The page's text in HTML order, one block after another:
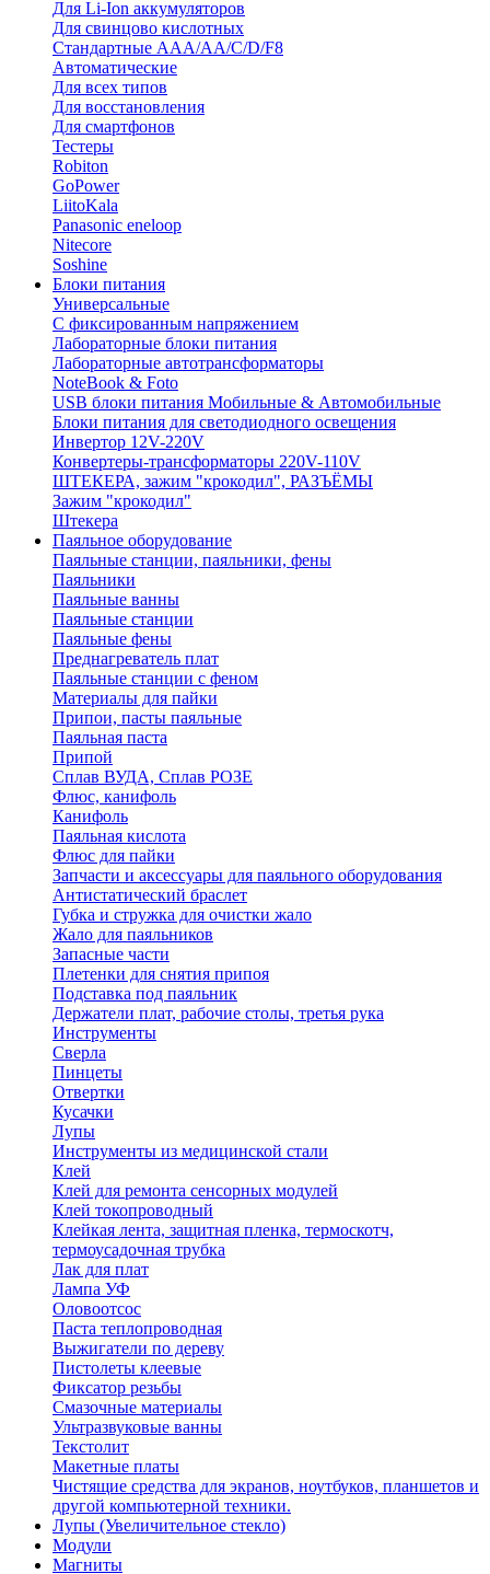
Для Li-Ion аккумуляторов
Для свинцово кислотных
Стандартные ААА/АА/С/D/F8
Автоматические
Для всех типов
Для восстановления
Для смартфонов
Тестеры
Robiton
GoPower
LiitoKala
Panasonic eneloop
Nitecore
Soshine
Блоки питания
Универсальные
C фиксированным напряжением
Лабораторные блоки питания
Лабораторные автотрансформаторы
NoteBook & Foto
USB блоки питания Мобильные & Автомобильные
Блоки питания для светодиодного освещения
Инвертор 12V-220V
Конвертеры-трансформаторы 220V-110V
ШТЕКЕРА, зажим "крокодил", РАЗЪЁМЫ
Зажим "крокодил"
Штекера
Паяльное оборудование
Паяльные станции, паяльники, фены
Паяльники
Паяльные ванны
Паяльные станции
Паяльные фены
Преднагреватель плат
Паяльные станции с феном
Материалы для пайки
Припои, пасты паяльные
Паяльная паста
Припой
Сплав ВУДА, Сплав РОЗЕ
Флюс, канифоль
Канифоль
Паяльная кислота
Флюс для пайки
Запчасти и аксессуары для паяльного оборудования
Антистатический браслет
Губка и стружка для очистки жало
Жало для паяльников
Запасные части
Плетенки для снятия припоя
Подставка под паяльник
Держатели плат, рабочие столы, третья рука
Инструменты
Сверла
Пинцеты
Отвертки
Кусачки
Лупы
Инструменты из медицинской стали
Клей
Клей для ремонта сенсорных модулей
Клей токопроводный
Клейкая лента, защитная пленка, термоскотч,
термоусадочная трубка
Лак для плат
Лампа УФ
Оловоотсос
Паста теплопроводная
Выжигатели по дереву
Пистолеты клеевые
Фиксатор резьбы
Смазочные материалы
Ультразвуковые ванны
Текстолит
Макетные платы
Чистящие средства для экранов, ноутбуков, планшетов и
другой компьютерной техники.
Лупы (Увеличительное стекло)
Модули
Магниты